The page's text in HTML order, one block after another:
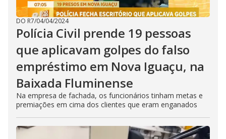
DO R7/04/04/2024
Polícia Civil prende 19 pessoas
que aplicavam golpes do falso
empréstimo em Nova Iguaçu, na
Baixada Fluminense
Na empresa de fachada, os funcionários tinham metas e
premiações em cima dos clientes que eram enganados